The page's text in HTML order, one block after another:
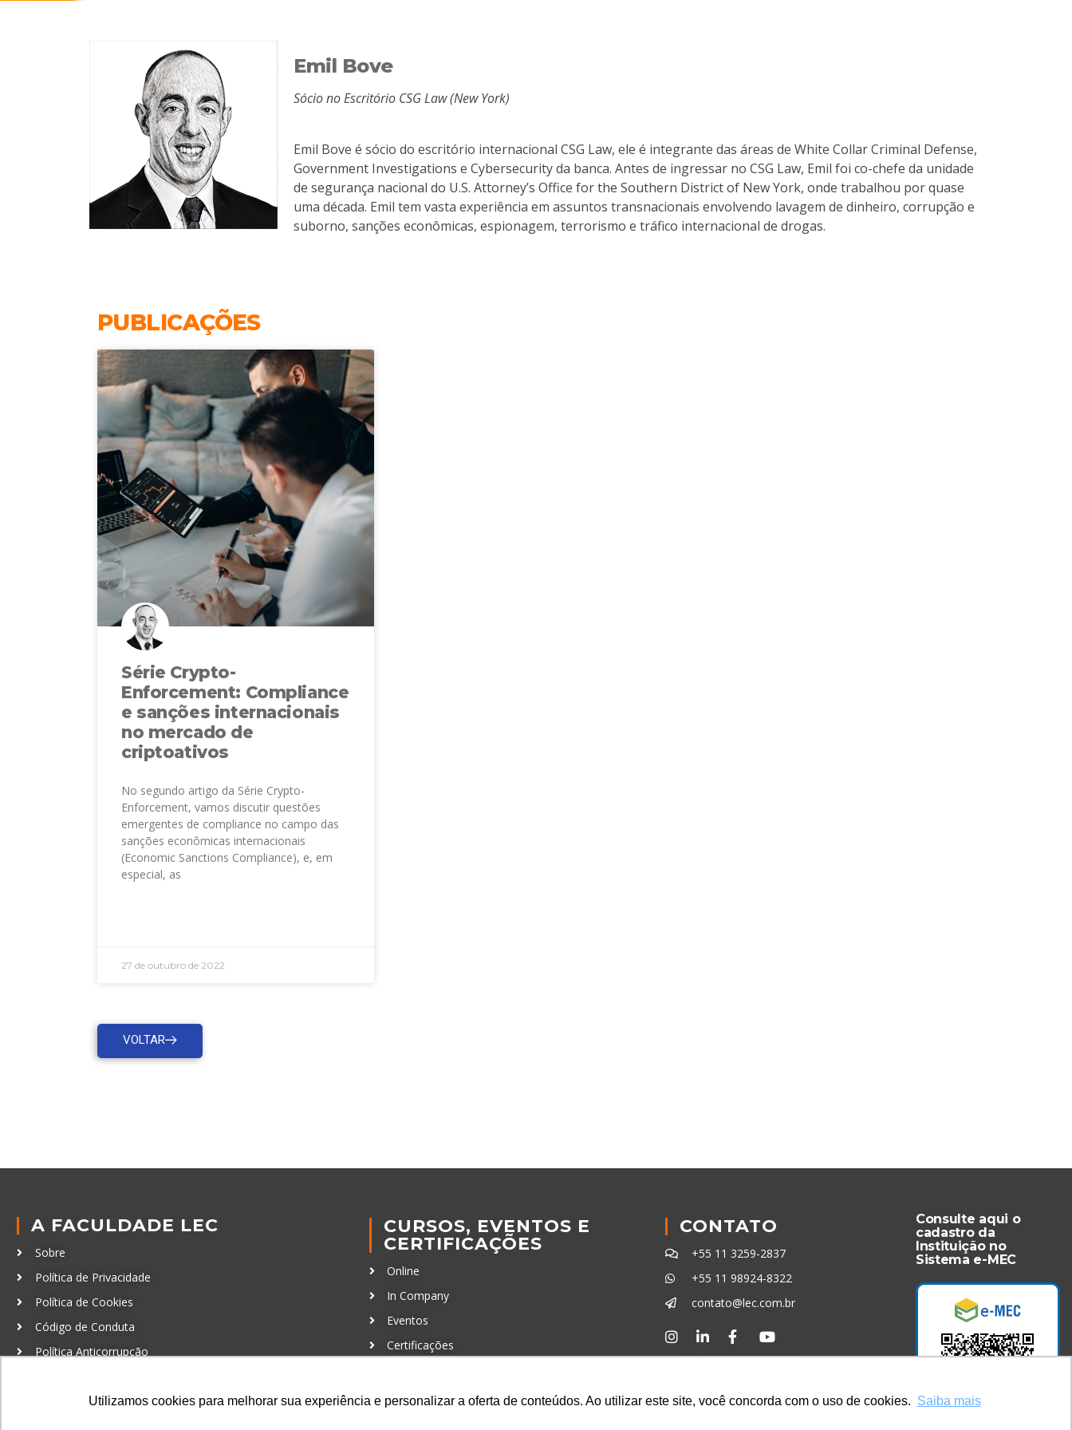
Utilizamos cookies para melhorar sua experiência e personalizar a oferta de conteúdos. Ao utilizar este site, você concorda com o uso de cookies. Saiba mais
Emil Bove
Sócio no Escritório CSG Law (New York)
Emil Bove é sócio do escritório internacional CSG Law, ele é integrante das áreas de White Collar Criminal Defense,
Government Investigations e Cybersecurity da banca. Antes de ingressar no CSG Law, Emil foi co-chefe da unidade
de segurança nacional do U.S. Attorney’s Office for the Southern District of New York, onde trabalhou por quase
uma década. Emil tem vasta experiência em assuntos transnacionais envolvendo lavagem de dinheiro, corrupção e
suborno, sanções econômicas, espionagem, terrorismo e tráfico internacional de drogas.
PUBLICAÇÕES
Série Crypto-
Enforcement: Compliance
e sanções internacionais
no mercado de
criptoativos
No segundo artigo da Série Crypto-
Enforcement, vamos discutir questões
emergentes de compliance no campo das
sanções econômicas internacionais
(Economic Sanctions Compliance), e, em
especial, as
27 de outubro de 2022
VOLTAR
A FACULDADE LEC
Sobre
Política de Privacidade
Política de Cookies
Código de Conduta
Política Anticorrupção
GRADUAÇÃO
CURSOS, EVENTOS E
CERTIFICAÇÕES
Online
In Company
Eventos
Certificações
CONTATO
+55 11 3259-2837
+55 11 98924-8322
contato@lec.com.br
Ferramenta Antifraude
Consulte aqui o
cadastro da
Instituição no
Sistema e-MEC